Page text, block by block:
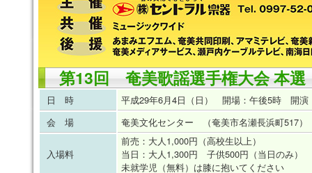
第13回 奄美歌謡選手権大会 本選
日 時
平成29年6月4日（日） 開場：午後5時 開演
会 場
奄美文化センター （奄美市名瀬長浜町517）
入場料
前売：大人1,000円（高校生以上）
当日：大人1,300円 子供500円（当日のみ）
未就学児（無料）は膝に抱いてください